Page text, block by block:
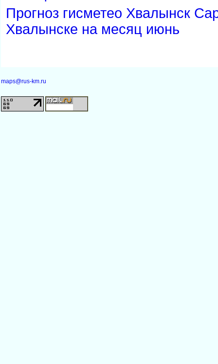
Прогноз гисметео Хвалынск
Хвалынске на месяц июнь
maps@rus-km.ru